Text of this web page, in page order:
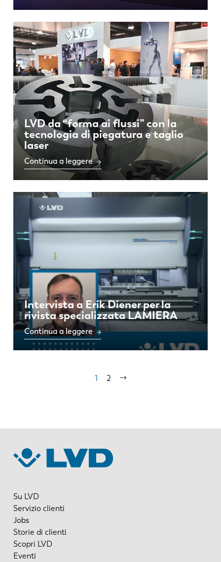
LVD da “forma ai flussi” con la
tecnologia di piegatura e taglio
laser
Continua a leggere
Intervista a Erik Diener per la
rivista specializzata LAMIERA
Continua a leggere
Pagina
1 Pagina
2
Pagina
Su LVD
Servizio clienti
Jobs
Storie di clienti
Scopri LVD
Eventi